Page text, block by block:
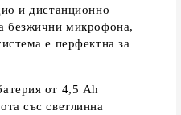
и дистанционно
безжични микрофона,
е перфектна за
от 4,5 Ah
със светлинна